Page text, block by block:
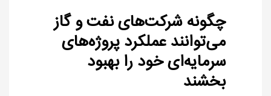
چگونه شرکت‌های نفت و گاز
می‌توانند عملکرد پروژه‌های
سرمایه‌ای خود را بهبود
بخشند